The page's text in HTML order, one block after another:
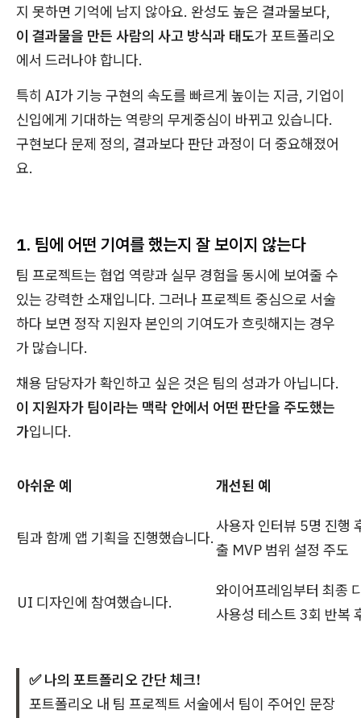
지 못하면 기억에 남지 않아요. 완성도 높은 결과물보다,
이 결과물을 만든 사람의 사고 방식과 태도가 포트폴리오
에서 드러나야 합니다.
특히 AI가 기능 구현의 속도를 빠르게 높이는 지금, 기업이
신입에게 기대하는 역량의 무게중심이 바뀌고 있습니다.
구현보다 문제 정의, 결과보다 판단 과정이 더 중요해졌어
요.
1. 팀에 어떤 기여를 했는지 잘 보이지 않는다
팀 프로젝트는 협업 역량과 실무 경험을 동시에 보여줄 수
있는 강력한 소재입니다. 그러나 프로젝트 중심으로 서술
하다 보면 정작 지원자 본인의 기여도가 흐릿해지는 경우
가 많습니다.
채용 담당자가 확인하고 싶은 것은 팀의 성과가 아닙니다.
이 지원자가 팀이라는 맥락 안에서 어떤 판단을 주도했는
가입니다.
아쉬운 예 개선된 예
팀과 함께 앱 기획을 진행했습니다.
사용자 인터뷰 5명 진행
출 MVP 범위 설정 주도
UI 디자인에 참여했습니다.
와이어프레임부터 최종
사용성 테스트 3회 반복
✅ 나의 포트폴리오 간단 체크!
포트폴리오 내 팀 프로젝트 서술에서 팀이 주어인 문장